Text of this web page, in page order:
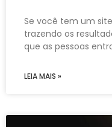
Se você tem um
trazendo os
que as pessoas
LEIA MAIS »